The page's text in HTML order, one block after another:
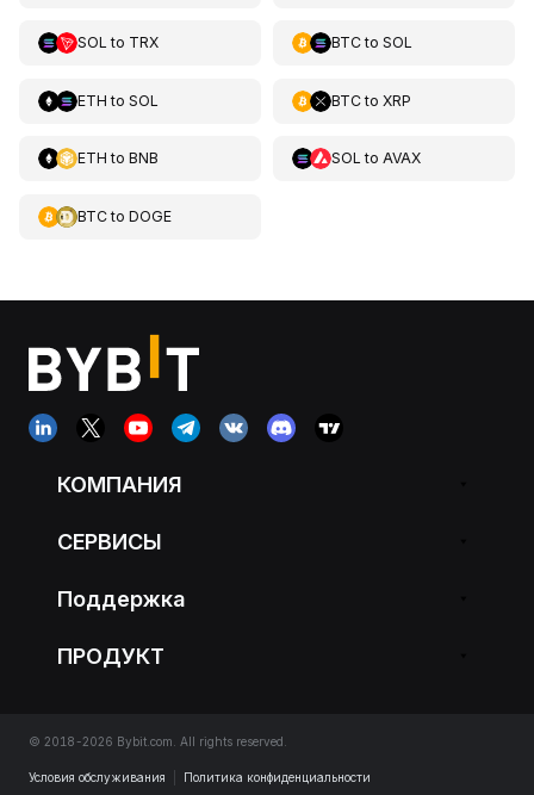
SOL to TRX BTCto SOL
ETH to SOL BTCto XRP
ETH to BNB SOL to AVAX
BTCto DOGE
КОМПАНИЯ
СЕРВИСЫ
Поддержка
ПРОДУКТ
© 2018-2026 Bybit.com. All rights reserved.
Условия обслуживания Политика конфиденциальности